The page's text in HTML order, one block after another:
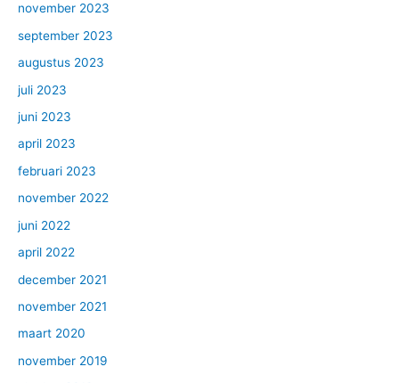
november 2023
september 2023
augustus 2023
juli 2023
juni 2023
april 2023
februari 2023
november 2022
juni 2022
april 2022
december 2021
november 2021
maart 2020
november 2019